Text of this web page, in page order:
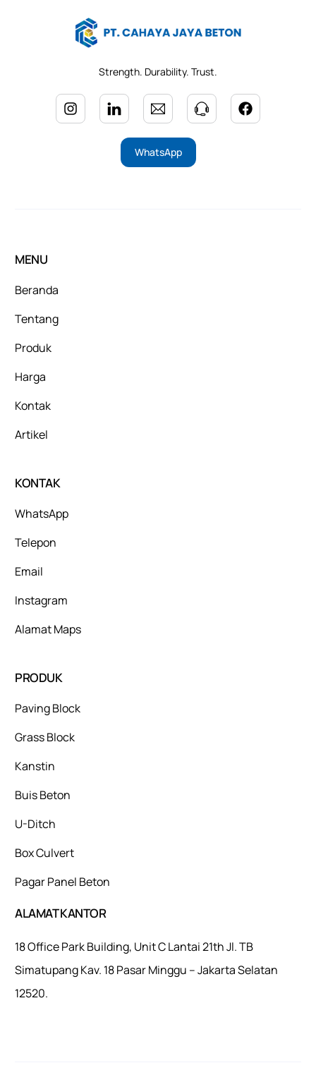
Strength. Durability. Trust.
WhatsApp
MENU
Beranda
Tentang
Produk
Harga
Kontak
Artikel
KONTAK
WhatsApp
Telepon
Email
Instagram
Alamat Maps
PRODUK
Paving Block
Grass Block
Kanstin
Buis Beton
U-Ditch
Box Culvert
Pagar Panel Beton
ALAMAT KANTOR
18 Office Park Building, Unit C Lantai 21th Jl. TB
Simatupang Kav. 18 Pasar Minggu – Jakarta Selatan
12520.